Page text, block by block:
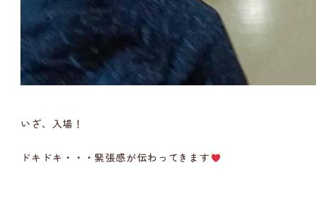
いざ、入場！
ドキドキ・・・緊張感が伝わってきます